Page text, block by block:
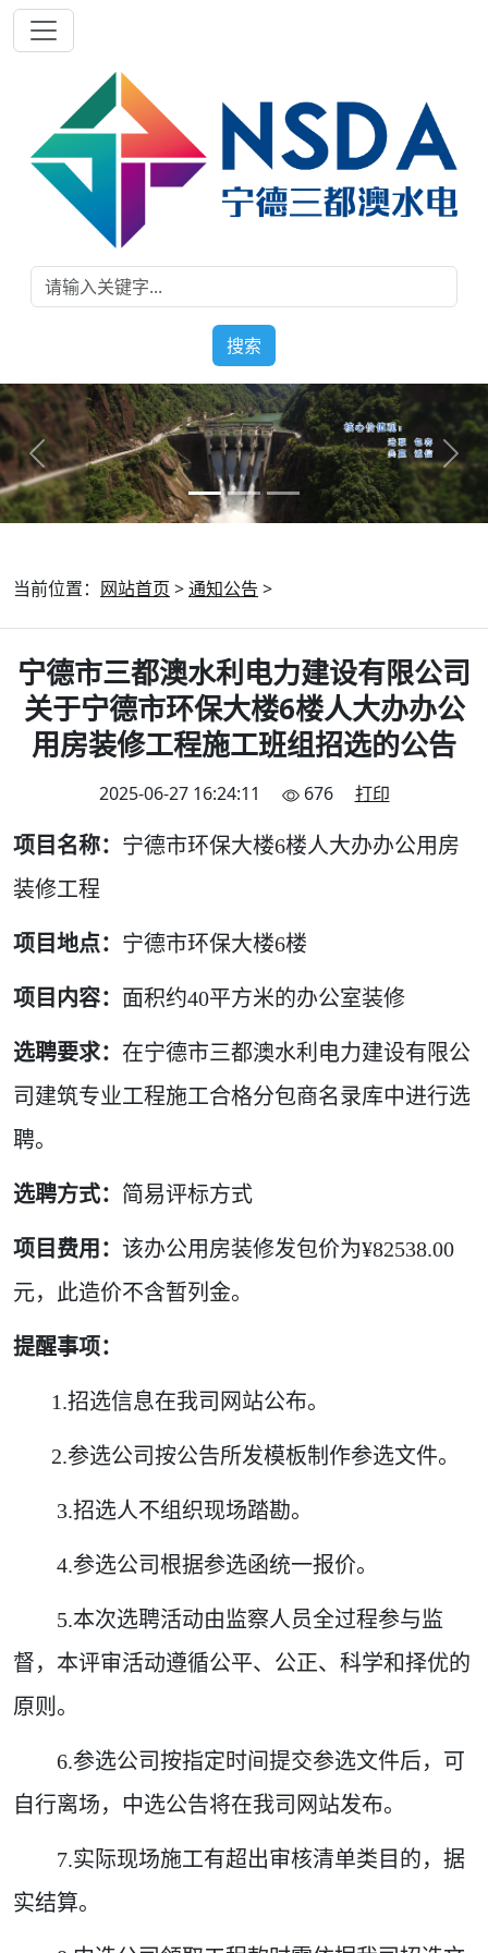
搜索
Previous Next
当前位置： 网站首页 >通知公告 >
宁德市三都澳水利电力建设有限公司
关于宁德市环保大楼6楼人大办办公
用房装修工程施工班组招选的公告
2025-06-27 16:24:11 676 打印
项目名称： 宁德市环保大楼6楼人大办办公用房
装修工程
项目地点： 宁德市环保大楼6楼
项目内容： 面积约40平方米的办公室装修
选聘要求： 在宁德市三都澳水利电力建设有限公
司建筑专业工程施工合格分包商名录库中进行选
聘。
选聘方式： 简易评标方式
项目费用： 该办公用房装修发包价为¥82538.00
元，此造价不含暂列金。
提醒事项：
1.招选信息在我司网站公布。
2.参选公司按公告所发模板制作参选文件。
3.招选人不组织现场踏勘。
4.参选公司根据参选函统一报价。
5.本次选聘活动由监察人员全过程参与监
督，本评审活动遵循公平、公正、科学和择优的
原则。
6.参选公司按指定时间提交参选文件后，可
自行离场，中选公告将在我司网站发布。
7.实际现场施工有超出审核清单类目的，据
实结算。